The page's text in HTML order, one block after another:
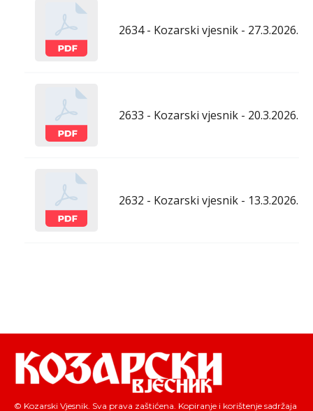
2634 - Kozarski vjesnik - 27.3.2026.
2633 - Kozarski vjesnik - 20.3.2026.
2632 - Kozarski vjesnik - 13.3.2026.
© Kozarski Vjesnik. Sva prava zaštićena. Kopiranje i korištenje sadržaja